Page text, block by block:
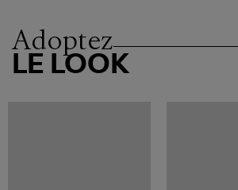
Adoptez
LE LOOK